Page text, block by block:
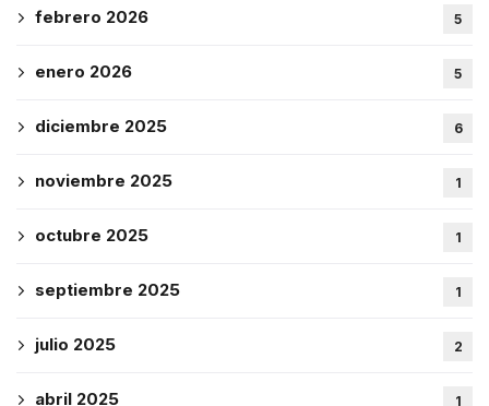
febrero 2026 5
enero 2026 5
diciembre 2025 6
noviembre 2025 1
octubre 2025 1
septiembre 2025 1
julio 2025 2
abril 2025 1